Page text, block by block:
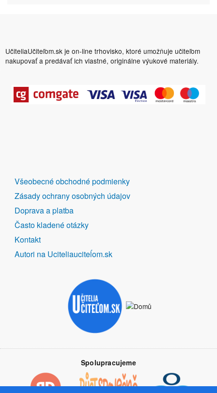
UčiteliaUčiteľom.sk je on-line trhovisko, ktoré umožňuje učiteľom
nakupovať a predávať ich vlastné, originálne výukové materiály.
DALŠÍ
ODKAZY
Všeobecné obchodné podmienky
Zásady ochrany osobných údajov
Doprava a platba
Často kladené otázky
Kontakt
Autori na Uciteliauciteĺom.sk
Spolupracujeme